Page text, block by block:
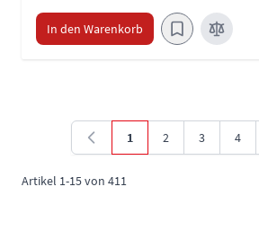
In den Warenkorb
Artikel 1-15von 411
Sie lesen gerade die Seite
1 Seite
2 Seite
3 Seite
4